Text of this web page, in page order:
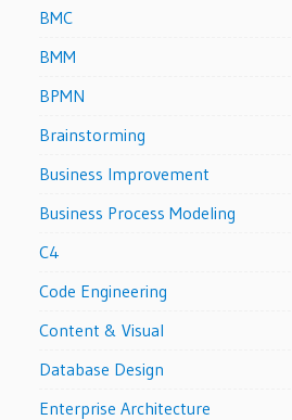
BMC
BMM
BPMN
Brainstorming
Business Improvement
Business Process Modeling
C4
Code Engineering
Content & Visual
Database Design
Enterprise Architecture